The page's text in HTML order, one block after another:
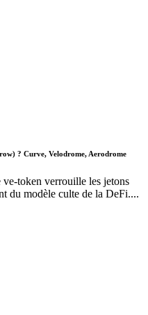
? Curve, Velodrome, Aerodrome
token verrouille les jetons
du modèle culte de la DeFi....